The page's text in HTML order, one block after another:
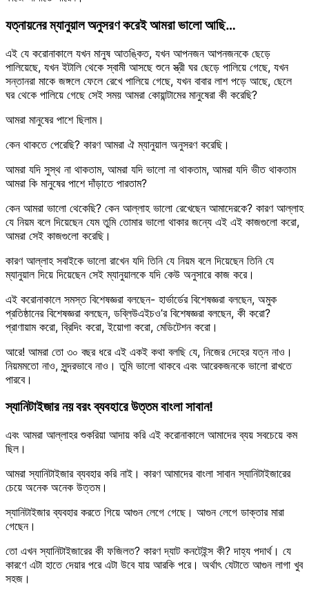
যত্নায়নের ম্যানুয়াল অনুসরণ করেই আমরা ভালো আছি…
এই যে করোনাকালে যখন মানুষ আতঙ্কিত, যখন আপনজন আপনজনকে ছেড়ে
পালিয়েছে, যখন ইটালি থেকে স্বামী আসছে শুনে স্ত্রী ঘর ছেড়ে পালিয়ে গেছে, যখন
সন্তানরা মাকে জঙ্গলে ফেলে রেখে পালিয়ে গেছে, যখন বাবার লাশ পড়ে আছে, ছেলে
ঘর থেকে পালিয়ে গেছে সেই সময় আমরা কোয়ান্টামের মানুষেরা কী করেছি?
আমরা মানুষের পাশে ছিলাম।
কেন থাকতে পেরেছি? কারণ আমরা ঐ ম্যানুয়াল অনুসরণ করেছি।
আমরা যদি সুস্থ না থাকতাম, আমরা যদি ভালো না থাকতাম, আমরা যদি ভীত থাকতাম
আমরা কি মানুষের পাশে দাঁড়াতে পারতাম?
কেন আমরা ভালো থেকেছি? কেন আল্লাহ ভালো রেখেছেন আমাদেরকে? কারণ আল্লাহ
যে নিয়ম বলে দিয়েছেন যেম তুমি তোমার ভালো থাকার জন্যে এই এই কাজগুলো করো,
আমরা সেই কাজগুলো করেছি।
কারণ আল্লাহ সবাইকে ভালো রাখেন যদি তিনি যে নিয়ম বলে দিয়েছেন তিনি যে
ম্যানুয়াল দিয়ে দিয়েছেন সেই ম্যানুয়ালকে যদি কেউ অনুসারে কাজ করে।
এই করোনাকালে সমস্ত বিশেষজ্ঞরা বলছেন- হার্ভার্ডের বিশেষজ্ঞরা বলছেন, অমুক
প্রতিষ্ঠানের বিশেষজ্ঞরা বলছেন, ডব্লিউএইচও’র বিশেষজ্ঞরা বলছেন, কী করো?
প্রাণায়াম করো, ব্রিদিং করো, ইয়োগা করো, মেডিটেশন করো।
আরে! আমরা তো ৩০ বছর ধরে এই একই কথা বলছি যে, নিজের দেহের যত্ন নাও।
নিয়মমতো নাও, সুন্দরভাবে নাও। তুমি ভালো থাকবে এবং আরেকজনকে ভালো রাখতে
পারবে।
স্যানিটাইজার নয় বরং ব্যবহারে উত্তম বাংলা সাবান!
এবং আমরা আল্লাহর শুকরিয়া আদায় করি এই করোনাকালে আমাদের ব্যয় সবচেয়ে কম
ছিল।
আমরা স্যানিটাইজার ব্যবহার করি নাই। কারণ আমাদের বাংলা সাবান স্যানিটাইজারের
চেয়ে অনেক অনেক উত্তম।
স্যানিটাইজার ব্যবহার করতে গিয়ে আগুন লেগে গেছে। আগুন লেগে ডাক্তার মারা
গেছেন।
তো এখন স্যানিটাইজারের কী ফজিলত? কারণ দ্যাট কনটেইন্স কী? দাহ্য পদার্থ। যে
কারণে এটা হাতে দেয়ার পরে এটা উবে যায় আরকি পরে। অর্থাৎ যেটাতে আগুন লাগা খুব
সহজ।